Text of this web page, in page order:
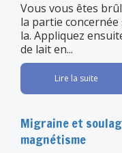
Vous vous êtes
la partie
la. Appliquez
de lait en...
Lire la suite
Migraine et
magnétisme